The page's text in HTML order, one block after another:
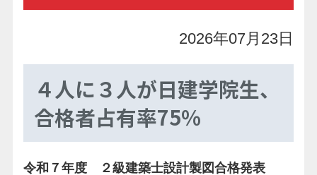
2026年07月23日
４人に３人が日建学院生、
合格者占有率75％
令和７年度 ２級建築士設計製図合格発表